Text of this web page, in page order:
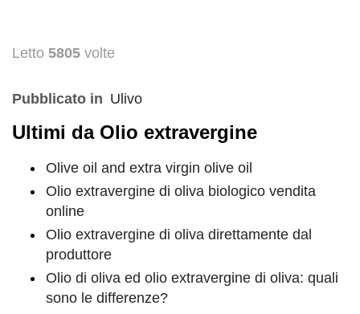
Letto 5805 volte
Pubblicato in Ulivo
Ultimi da Olio extravergine
Olive oil and extra virgin olive oil
Olio extravergine di oliva biologico vendita
online
Olio extravergine di oliva direttamente dal
produttore
Olio di oliva ed olio extravergine di oliva: quali
sono le differenze?